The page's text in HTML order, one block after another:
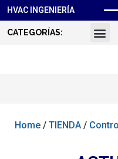
HVAC INGENIERÍA
CATEGORÍAS:
Home / TIENDA /